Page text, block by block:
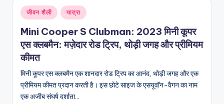
और
विश्व
Posted
in
जीवन शैली यात्रा
Mini Cooper S Clubman: 2023 मिनी कूपर
एस क्लबमैन: मज़ेदार रोड ट्रिप, थोड़ी जगह और प्रीमियम
कीमत
मिनी कूपर एस क्लबमैन एक शानदार रोड ट्रिप का आनंद, थोड़ी जगह और एक
प्रीमियम कीमत प्रदान करती है। इस छोटे साइज के एसयूवॉन-वैगन का नाम
एक अजीब संघर्ष दर्शाता…